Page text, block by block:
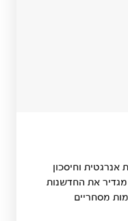
אנרגטית וחיסכון
במקום, הדרגנוע Schindler 9300 מגדיר את החדשנות
מסחריים